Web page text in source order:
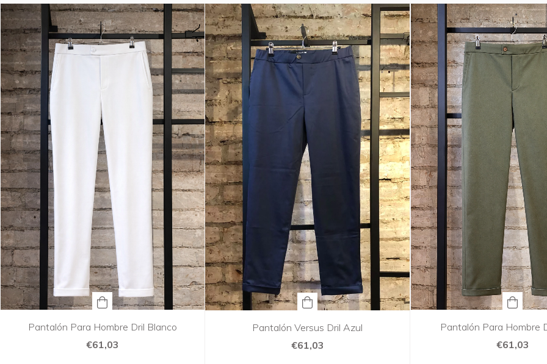
Pantalón Para Hombre Dril Blanco
€61,03
Pantalón Versus Dril Azul
€61,03
Pantalón Para Hombre
€61,03